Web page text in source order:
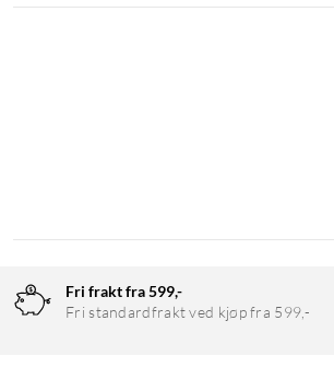
Fri frakt fra 599,-
Fri standardfrakt ved kjøp fra 599,-